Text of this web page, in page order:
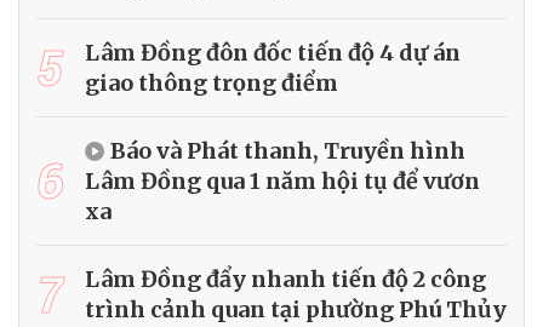
5
Lâm Đồng đôn đốc tiến độ 4 dự án
giao thông trọng điểm
6
Báo và Phát thanh, Truyền hình
Lâm Đồng qua 1 năm hội tụ để vươn
xa
7
Lâm Đồng đẩy nhanh tiến độ 2 công
trình cảnh quan tại phường Phú Thủy